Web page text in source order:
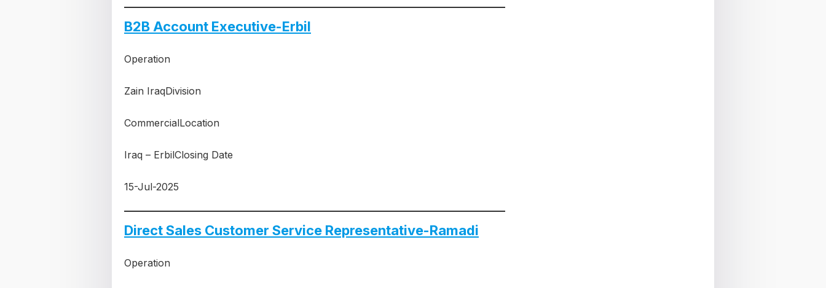
B2B Account Executive-Erbil
Operation
Zain IraqDivision
CommercialLocation
Iraq – ErbilClosing Date
15-Jul-2025
Direct Sales Customer Service Representative-Ramadi
Operation